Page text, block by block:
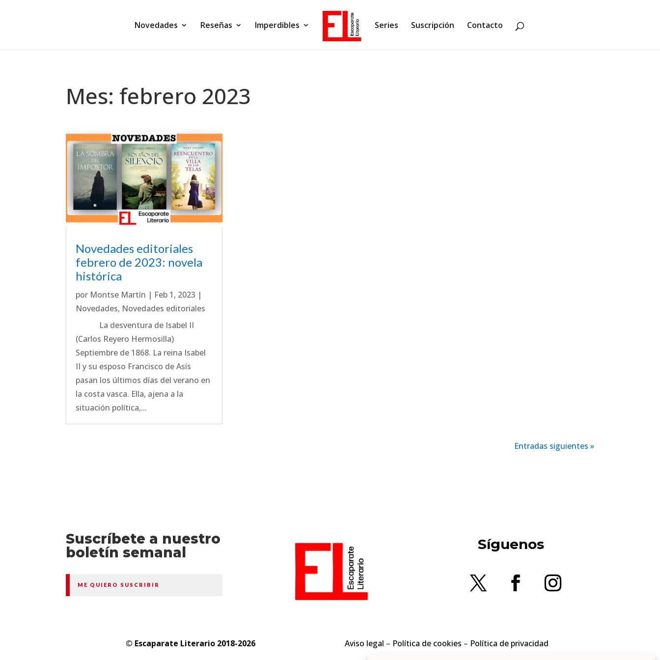
Novedades Reseñas Imperdibles Series Suscripción Contacto
Mes: febrero 2023
Novedades editoriales
febrero de 2023: novela
histórica
por Montse Martín | Feb 1, 2023 |
Novedades, Novedades editoriales
La desventura de Isabel II
(Carlos Reyero Hermosilla)
Septiembre de 1868. La reina Isabel
II y su esposo Francisco de Asís
pasan los últimos días del verano en
la costa vasca. Ella, ajena a la
situación política,...
Entradas siguientes »
Suscríbete a nuestro
boletín semanal
ME QUIERO SUSCRIBIR
Síguenos
© Escaparate Literario 2018-2026 Aviso legal – Política de cookies – Política de privacidad